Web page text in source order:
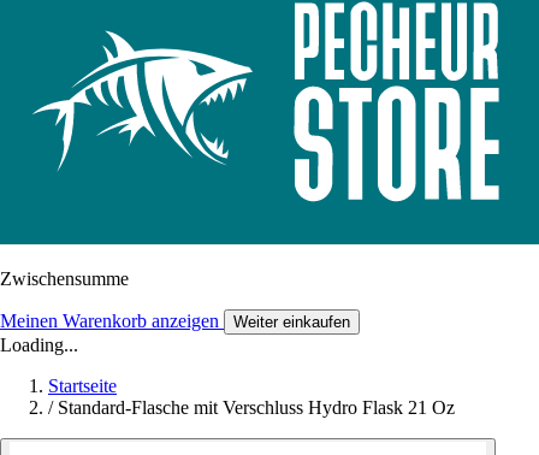
Zwischensumme
Meinen Warenkorb anzeigen Weiter einkaufen
Loading...
Startseite
/ Standard-Flasche mit Verschluss Hydro Flask 21 Oz